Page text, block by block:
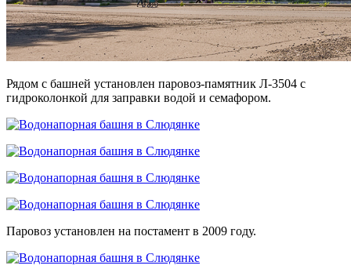
Рядом с башней установлен паровоз-памятник Л-3504 с
гидроколонкой для заправки водой и семафором.
Паровоз установлен на постамент в 2009 году.